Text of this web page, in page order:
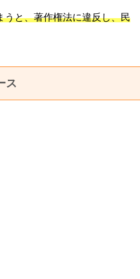
うと、著作権法に違反し、民
ス